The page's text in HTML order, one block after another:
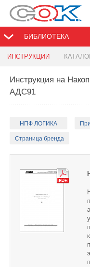
БИБЛИОТЕКА
ИНСТРУКЦИИ
Инструкция на
АДС91
НПФ ЛОГИКА
Страница бренда